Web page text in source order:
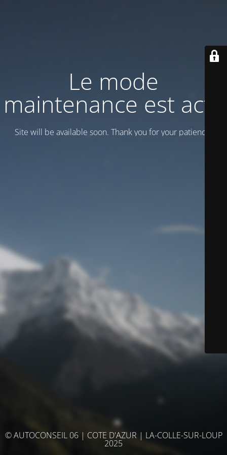
Le mode
maintenance est actif
Site will be available soon. Thank you for your patience!
© AUTOCONSEIL 06 | COTE D'AZUR | LA-COLLE-SUR-LOUP
2025